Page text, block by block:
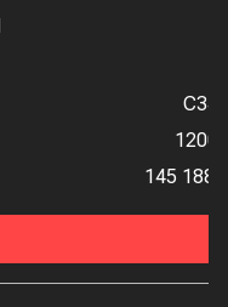
С345
12000
145 188 ₽